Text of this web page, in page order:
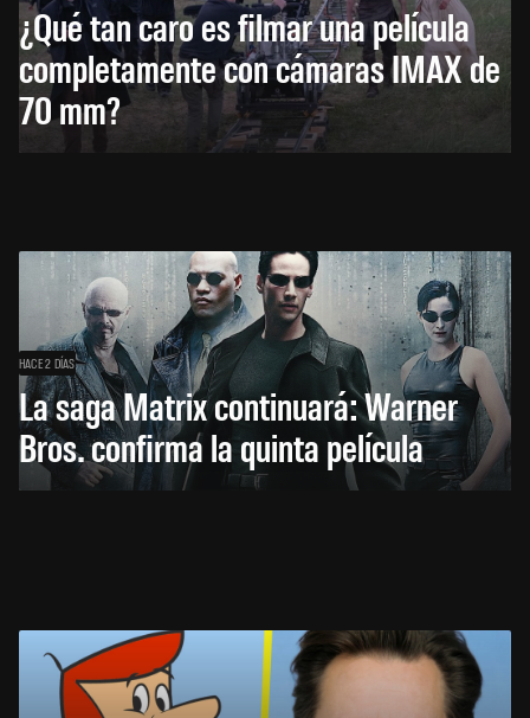
¿Qué tan caro es filmar una película
completamente con cámaras IMAX de
70 mm?
HACE 2 DÍAS
La saga Matrix continuará: Warner
Bros. confirma la quinta película